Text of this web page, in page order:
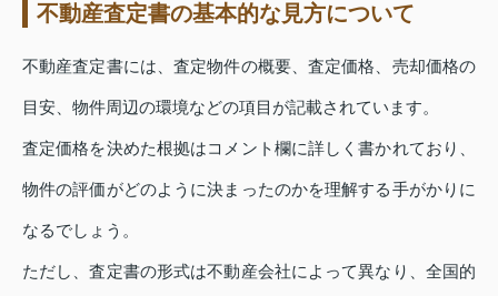
不動産査定書の基本的な見方について
不動産査定書には、査定物件の概要、査定価格、売却価格の
目安、物件周辺の環境などの項目が記載されています。
査定価格を決めた根拠はコメント欄に詳しく書かれており、
物件の評価がどのように決まったのかを理解する手がかりに
なるでしょう。
ただし、査定書の形式は不動産会社によって異なり、全国的